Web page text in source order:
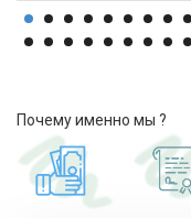
Почему именно мы ?